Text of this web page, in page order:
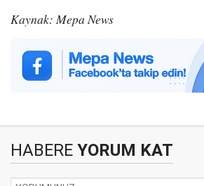
Kaynak: Mepa News
HABERE YORUM KAT